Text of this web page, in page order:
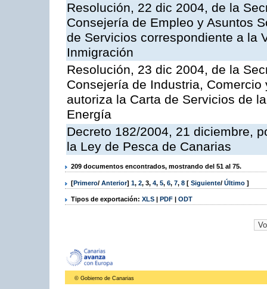
Resolución, 22 dic 2004, de la
Consejería de Empleo y Asuntos
de Servicios correspondiente a la
Inmigración
Resolución, 23 dic 2004, de la
Consejería de Industria,
autoriza la Carta de Servicios de
Energía
Decreto 182/2004, 21 diciembre,
la Ley de Pesca de Canarias
209 documentos encontrados, mostrando del 51 al 75.
[Primero/ Anterior] 1, 2, 3, 4, 5, 6, 7, 8 [ Siguiente/ Último ]
Tipos de exportación: XLS | PDF | ODT
© Gobierno de Canarias